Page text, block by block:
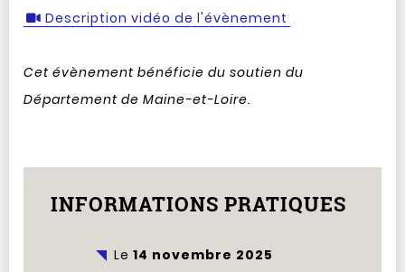
Description vidéo de l'évènement
Cet évènement bénéficie du soutien du
Département de Maine-et-Loire.
INFORMATIONS PRATIQUES
Le 14 novembre 2025